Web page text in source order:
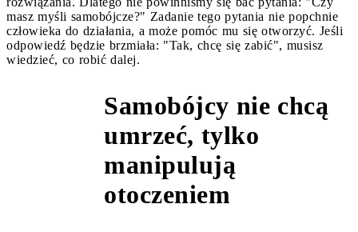
masz myśli samobójcze?" Zadanie tego pytania nie popchnie
człowieka do działania, a może pomóc mu się otworzyć. Jeśli
odpowiedź będzie brzmiała: "Tak, chcę się zabić", musisz
wiedzieć, co robić dalej.
Samobójcy nie chcą
umrzeć, tylko
manipulują
otoczeniem